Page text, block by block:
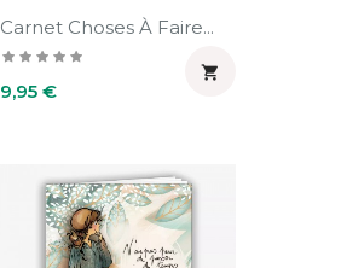
Carnet Choses À Faire...
Prix
9,95 €
